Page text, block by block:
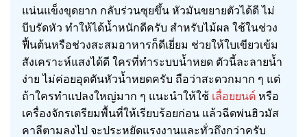
แน่นแข็งขุดยาก กลับร่วนซุยขึ้น หัวมันขยายตัวได้ดี ไม่
บีบรัดหัว ทำให้ได้น้ำหนักดีครับ สำหรับไม้ผล ใช้ในช่วง
ฟื้นต้นหรือช่วงสะสมอาหารก็ดีเยี่ยม ช่วยให้ใบเขียวเข้ม
สังเคราะห์แสงได้ดี ใครที่ทำระบบน้ำหยด ตัวนี้ละลายน้ำ
ง่าย ไม่ค่อยอุดตันหัวน้ำหยดครับ ถือว่าสะดวกมาก ๆ แต่
ถ้าใครทำแปลงใหญ่มาก ๆ แนะนำให้ใช้ เลื่อยยนต์ หรือ
เครื่องจักรเตรียมพื้นที่ให้เรียบร้อยก่อน แล้วฉีดพ่นฮิวมัส
คาลีตามลงไป จะประหยัดแรงงานและทั่วถึงกว่าครับ